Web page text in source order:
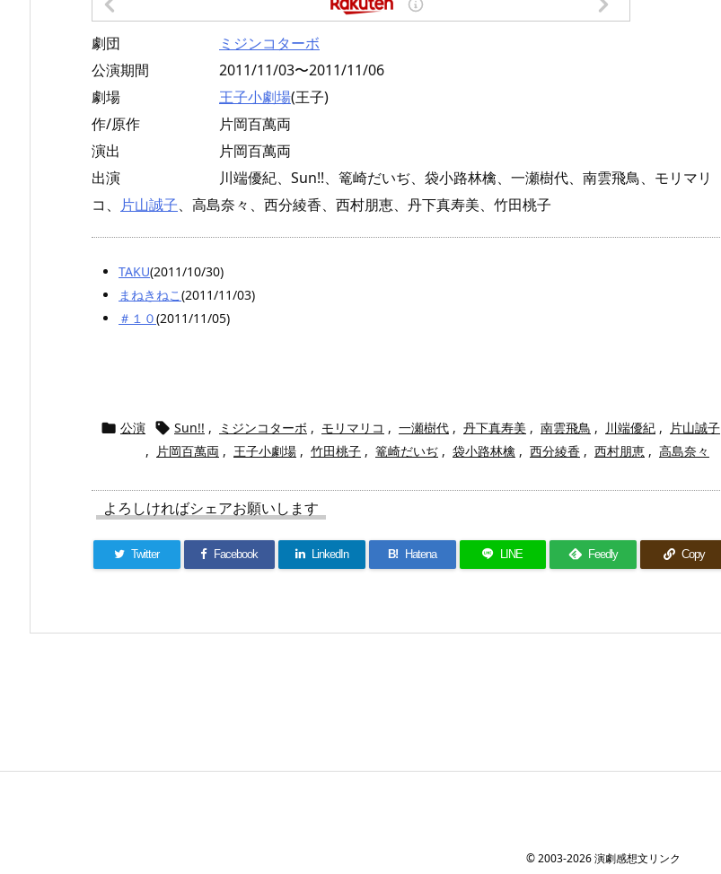
劇団
ミジンコターボ
公演期間
2011/11/03〜2011/11/06
劇場
王子小劇場(王子)
作/原作
片岡百萬両
演出
片岡百萬両
出演
川端優紀、Sun!!、篭崎だいぢ、袋小路林檎、一瀬樹代、南雲飛鳥、モリマリ
コ、 片山誠子、高島奈々、西分綾香、西村朋恵、丹下真寿美、竹田桃子
TAKU(2011/10/30)
まねきねこ(2011/11/03)
＃１０(2011/11/05)
 公演  Sun!! , ミジンコターボ , モリマリコ , 一瀬樹代 , 丹下真寿美 , 南雲飛鳥 , 川端優紀 , 片山誠子
, 片岡百萬両 , 王子小劇場 , 竹田桃子 , 篭崎だいぢ , 袋小路林檎 , 西分綾香 , 西村朋恵 , 高島奈々
よろしければシェアお願いします
Twitter Facebook LinkedIn B! Hatena LINE Feedly Copy
©2003-2026演劇感想文リンク